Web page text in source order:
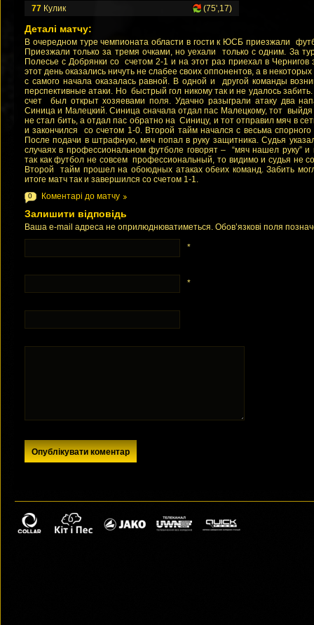
77 Кулик (75',17)
Деталі матчу:
В очередном туре чемпионата области в гости к ЮСБ приезжали
Приезжали только за тремя очками, но уехали только с одним. За
Полесье с Добрянки со счетом 2-1 и на этот раз приехал в
этот день оказались ничуть не слабее своих оппонентов, а в
с самого начала оказалась равной. В одной и другой команды
перспективные атаки. Но быстрый гол никому так и не удалось
счет был открыт хозяевами поля. Удачно разыграли атаку два
Синица и Малецкий. Синица сначала отдал пас Малецкому, тот
не стал бить, а отдал пас обратно на Синицу, и тот отправил мяч в
и закончился со счетом 1-0. Второй тайм начался с весьма
После подачи в штрафную, мяч попал в руку защитника. Судья
случаях в профессиональном футболе говорят – “мяч нашел руку” и
так как футбол не совсем профессиональный, то видимо и судья не
Второй тайм прошел на обоюдных атаках обеих команд. Забить
итоге матч так и завершился со счетом 1-1.
0 Коментарі до матчу
Залишити відповідь
Ваша e-mail адреса не оприлюднюватиметься. Обов’язкові поля
*
*